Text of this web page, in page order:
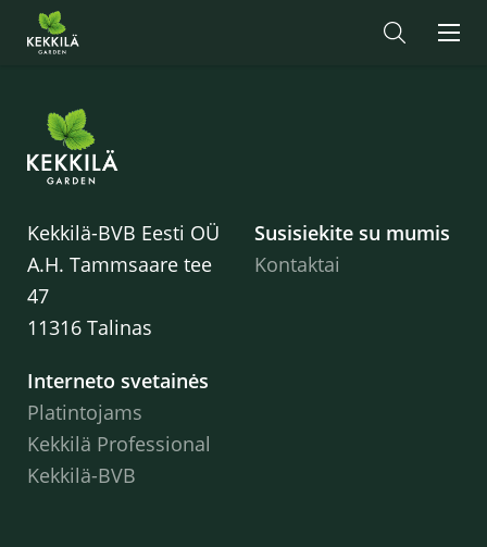
Kekkilä-BVB Eesti OÜ
A.H. Tammsaare tee
47
11316 Talinas
Susisiekite su mumis
Kontaktai
Interneto svetainės
Platintojams
Kekkilä Professional
Kekkilä-BVB